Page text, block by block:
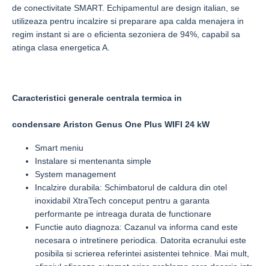
de conectivitate SMART. Echipamentul are design italian, se
utilizeaza pentru incalzire si preparare apa calda menajera in
regim instant si are o eficienta sezoniera de 94%, capabil sa
atinga clasa energetica A.
Caracteristici generale centrala termica in
condensare Ariston Genus One Plus WIFI 24 kW
Smart meniu
Instalare si mentenanta simple
System management
Incalzire durabila: Schimbatorul de caldura din otel
inoxidabil XtraTech conceput pentru a garanta
performante pe intreaga durata de functionare
Functie auto diagnoza: Cazanul va informa cand este
necesara o intretinere periodica. Datorita ecranului este
posibila si scrierea referintei asistentei tehnice. Mai mult,